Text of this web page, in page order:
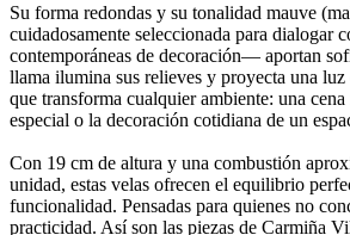
Su forma redondas y su tonalidad mauve
cuidadosamente seleccionada para dialogar
contemporáneas de decoración— aportan
llama ilumina sus relieves y proyecta una
que transforma cualquier ambiente: una
especial o la decoración cotidiana de un
Con 19 cm de altura y una combustión
unidad, estas velas ofrecen el equilibrio
funcionalidad. Pensadas para quienes no
practicidad. Así son las piezas de Carmiña